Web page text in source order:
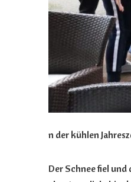
n der kühlen
Der Schnee fiel